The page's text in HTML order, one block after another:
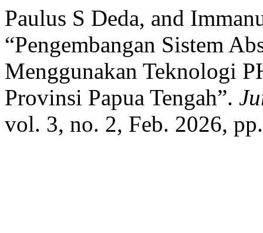
Paulus S Deda, and
“Pengembangan Sistem
Menggunakan Teknologi
Provinsi Papua Tengah”.
vol. 3, no. 2, Feb. 2026,